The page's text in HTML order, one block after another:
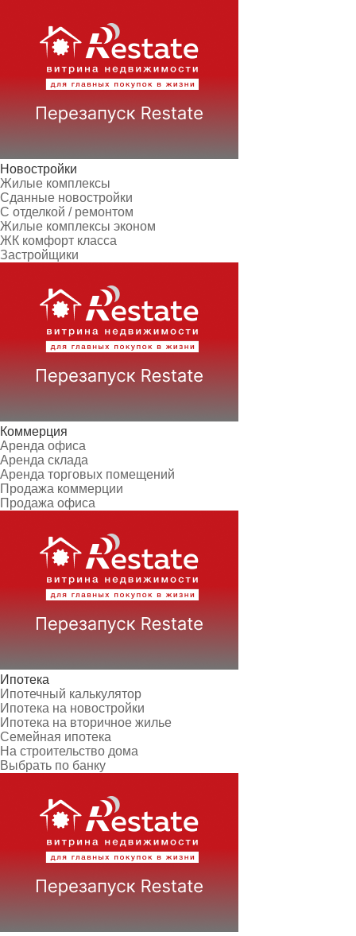
Новостройки
Жилые комплексы
Сданные новостройки
С отделкой / ремонтом
Жилые комплексы эконом
ЖК комфорт класса
Застройщики
Коммерция
Аренда офиса
Аренда склада
Аренда торговых помещений
Продажа коммерции
Продажа офиса
Ипотека
Ипотечный калькулятор
Ипотека на новостройки
Ипотека на вторичное жилье
Семейная ипотека
На строительство дома
Выбрать по банку